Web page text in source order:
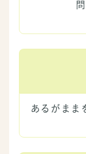
あるがまま